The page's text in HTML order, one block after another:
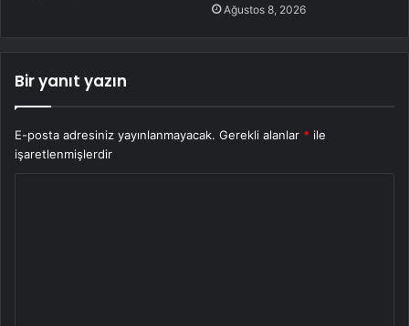
Ağustos 8, 2026
Bir yanıt yazın
E-posta adresiniz yayınlanmayacak. Gerekli alanlar * ile
işaretlenmişlerdir